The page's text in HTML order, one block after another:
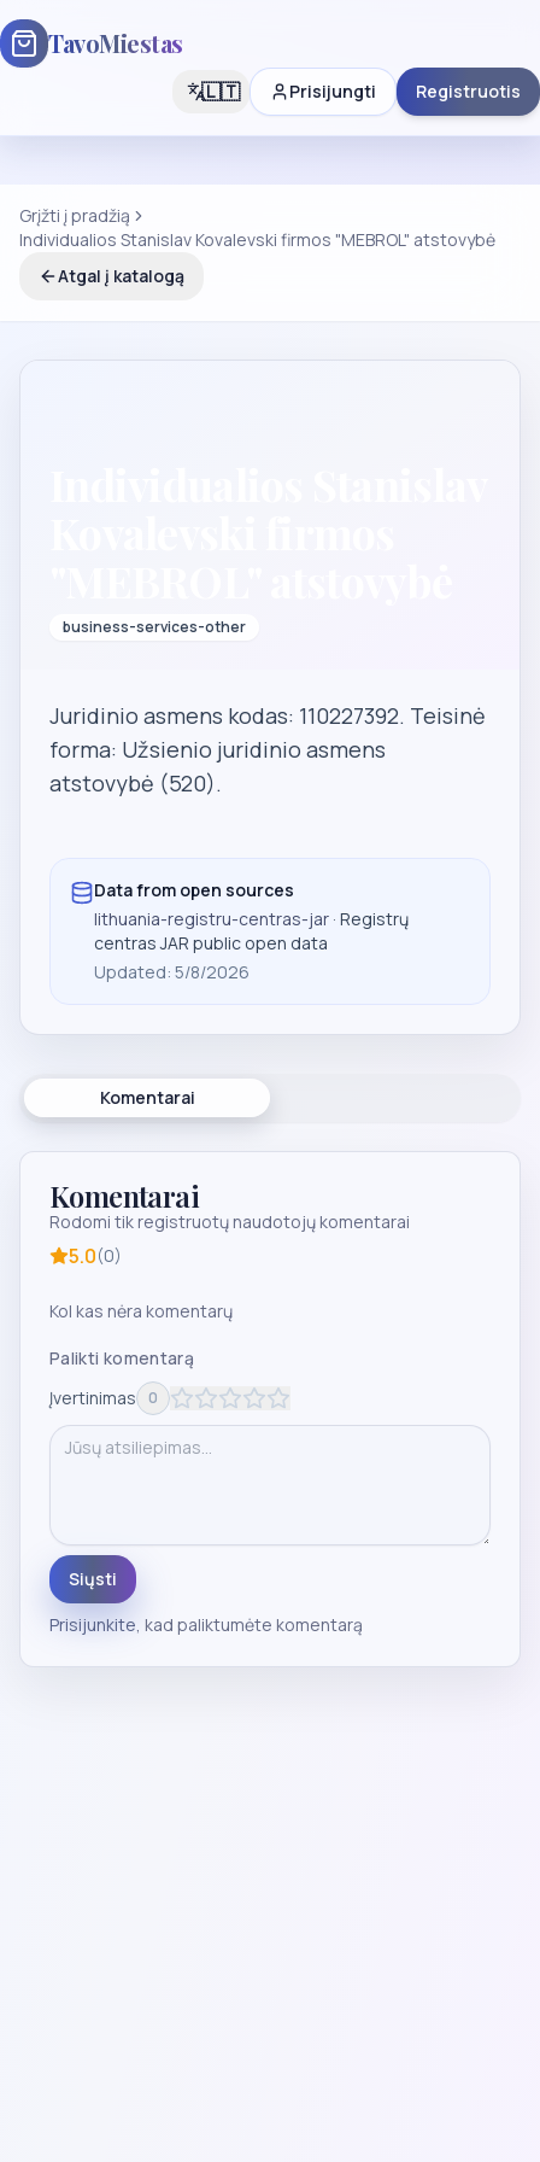
TavoMiestas
🇱🇹 Prisijungti Registruotis
Grįžti į pradžią
Individualios Stanislav Kovalevski firmos "MEBROL" atstovybė
Atgal į katalogą
business-services-other
Juridinio asmens kodas: 110227392. Teisinė
forma: Užsienio juridinio asmens
atstovybė (520).
Data from open sources
lithuania-registru-centras-jar · Registrų
centras JAR public open data
Updated: 5/8/2026
Komentarai
Komentarai
Rodomi tik registruotų naudotojų komentarai
5.0(0)
Kol kas nėra komentarų
Palikti komentarą
Įvertinimas
0
Siųsti
Prisijunkite, kad paliktumėte komentarą